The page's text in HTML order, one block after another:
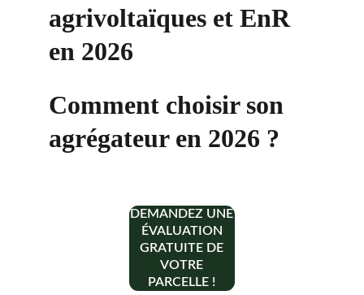
DEMANDEZ UNE
ÉVALUATION
GRATUITE DE
VOTRE
PARCELLE !
agrivoltaïques et EnR
en 2026
Comment choisir son
agrégateur en 2026 ?